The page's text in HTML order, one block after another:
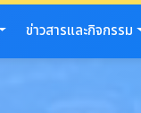
ข่าวสารและกิจกรรม